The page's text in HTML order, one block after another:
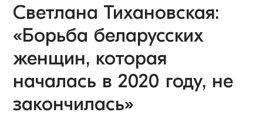
Светлана Тихановская:
«Борьба беларусских
женщин, которая
началась в 2020 году, не
закончилась»